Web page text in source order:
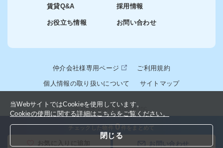
0 件をまとめて
賃貸Q&A
お役立ち情報
採用情報
お問い合わせ
仲介会社様専用ページ ご利用規約
個人情報の取り扱いについて サイトマップ
© 2024-2026 winslink Inc.
当WebサイトではCookieを使用しています。
Cookieの使用に関する詳細はこちらをご覧ください。
閉じる